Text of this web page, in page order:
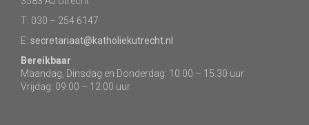
T: 030 – 254 6147
E: secretariaat@katholiekutrecht.nl
Bereikbaar
Maandag, Dinsdag en Donderdag: 10.00 – 15.30 uur
Vrijdag: 09.00 – 12.00 uur